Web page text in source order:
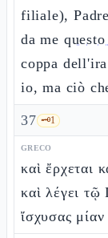
filiale),
da me
coppa
io, ma ciò
37 🗝️1
GRECO
καὶ ἔρχεται
καὶ λέγει
ἴσχυσας